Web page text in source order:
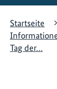
leichte
Startseite
Tag der…